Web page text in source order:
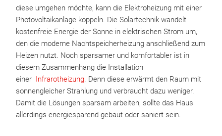
diese umgehen möchte, kann die Elektroheizung mit einer
Photovoltaikanlage koppeln. Die Solartechnik wandelt
kostenfreie Energie der Sonne in elektrischen Strom um,
den die moderne Nachtspeicherheizung anschließend zum
Heizen nutzt. Noch sparsamer und komfortabler ist in
diesem Zusammenhang die Installation
einer Infrarotheizung. Denn diese erwärmt den Raum mit
sonnengleicher Strahlung und verbraucht dazu weniger.
Damit die Lösungen sparsam arbeiten, sollte das Haus
allerdings energiesparend gebaut oder saniert sein.